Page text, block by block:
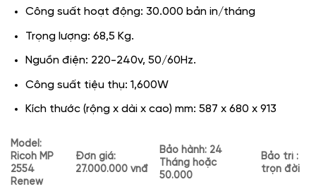
Công suất hoạt động: 30.000 bản in/tháng
Trọng lượng: 68,5 Kg.
Nguồn điện: 220-240v, 50/60Hz.
Công suất tiệu thụ: 1,600W
Kích thước (rộng x dài x cao) mm: 587 x 680 x 913
Model:
Ricoh MP
2554
Renew
Đơn giá:
27.000.000 vnđ
Bảo hành: 24
Tháng hoặc
50.000
Bảo trì :
trọn đời